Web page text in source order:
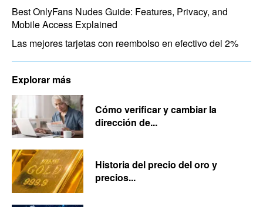
Best OnlyFans Nudes Guide: Features, Privacy, and
Mobile Access Explained
Las mejores tarjetas con reembolso en efectivo del 2%
Explorar más
Cómo verificar y cambiar la
dirección de...
Historia del precio del oro y
precios...